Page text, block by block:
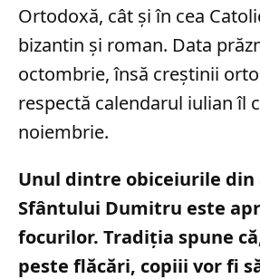
Ortodoxă, cât și în cea
bizantin și roman. Data
octombrie, însă creștinii
respectă calendarul iulian îl
noiembrie.
Unul dintre obiceiurile din
Sfântului Dumitru este
focurilor. Tradiția spune
peste flăcări, copiii vor fi